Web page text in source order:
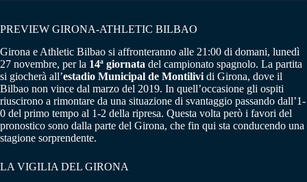
PREVIEW GIRONA-ATHLETIC BILBAO
Girona e Athletic Bilbao si affronteranno alle 21:00 di domani, lunedì
27 novembre, per la 14ª giornata del campionato spagnolo. La partita
si giocherà all’estadio Municipal de Montilivi di Girona, dove il
Bilbao non vince dal marzo del 2019. In quell’occasione gli ospiti
riuscirono a rimontare da una situazione di svantaggio passando dall’1-
0 del primo tempo al 1-2 della ripresa. Questa volta però i favori del
pronostico sono dalla parte del Girona, che fin qui sta conducendo una
stagione sorprendente.
LA VIGILIA DEL GIRONA